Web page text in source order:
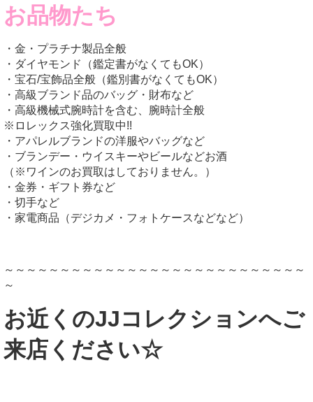
お品物たち
・金・プラチナ製品全般
・ダイヤモンド（鑑定書がなくてもOK）
・宝石/宝飾品全般（鑑別書がなくてもOK）
・高級ブランド品のバッグ・財布など
・高級機械式腕時計を含む、腕時計全般
※ロレックス強化買取中!!
・アパレルブランドの洋服やバッグなど
・ブランデー・ウイスキーやビールなどお酒
（※ワインのお買取はしておりません。）
・金券・ギフト券など
・切手など
・家電商品（デジカメ・フォトケースなどなど）
～～～～～～～～～～～～～～～～～～～～～～～～～～～
～
お近くのJJコレクションへご
来店ください☆